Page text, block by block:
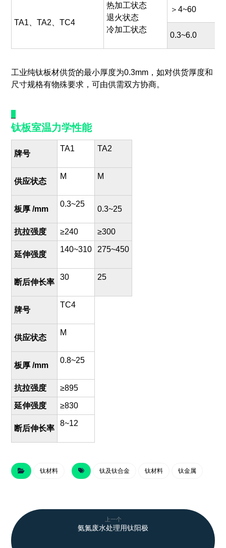
TA1、TA2、TC4
热加工状态
退火状态
冷加工状态
＞4~60
0.3~6.0
工业纯钛板材供货的最小厚度为0.3mm，如对供货厚度和
尺寸规格有物殊要求，可由供需双方协商。
钛板室温力学性能
牌号
TA1 TA2
供应状态
M M
板厚 /mm
0.3~25
0.3~25
抗拉强度 ≥240 ≥300
延伸强度
140~310 275~450
断后伸长率
30 25
牌号
TC4
供应状态
M
板厚 /mm
0.8~25
抗拉强度 ≥895
延伸强度 ≥830
断后伸长率
8~12
钛材料 钛及钛合金 钛材料 钛金属
上一个
氨氮废水处理用钛阳极